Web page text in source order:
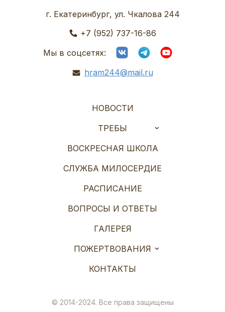
г. Екатеринбург, ул. Чкалова 244
+7 (952) 737-16-86
Мы в соцсетях:
hram244@mail.ru
НОВОСТИ
ТРЕБЫ
ВОСКРЕСНАЯ ШКОЛА
СЛУЖБА МИЛОСЕРДИЕ
РАСПИСАНИЕ
ВОПРОСЫ И ОТВЕТЫ
ГАЛЕРЕЯ
ПОЖЕРТВОВАНИЯ
КОНТАКТЫ
© 2014-2024. Все права защищены